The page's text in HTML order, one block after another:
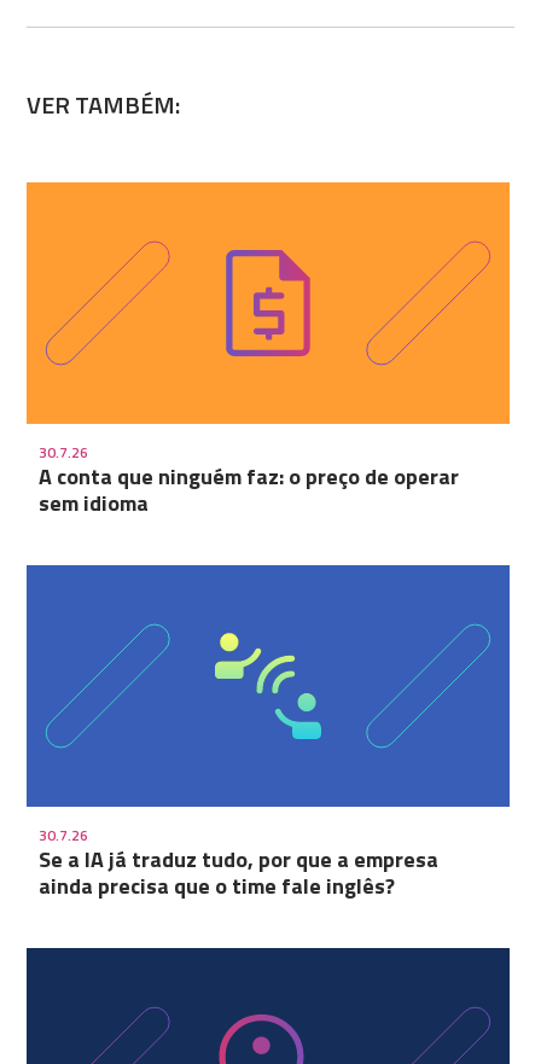
VER TAMBÉM:
30.7.26
A conta que ninguém faz: o preço de operar
sem idioma
30.7.26
Se a IA já traduz tudo, por que a empresa
ainda precisa que o time fale inglês?